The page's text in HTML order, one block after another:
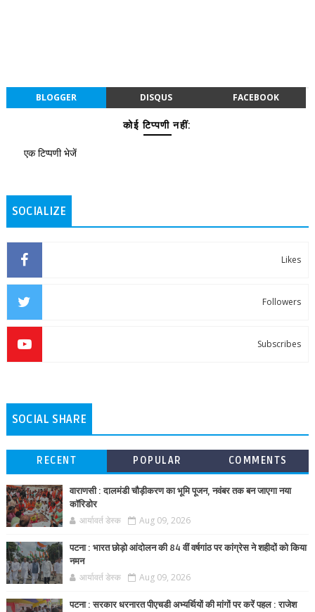
BLOGGER DISQUS FACEBOOK
कोई टिप्पणी नहीं:
एक टिप्पणी भेजें
SOCIALIZE
Likes
Followers
Subscribes
SOCIAL SHARE
RECENT POPULAR COMMENTS
वाराणसी : दालमंडी चौड़ीकरण का भूमि पूजन, नवंबर तक बन जाएगा नया
कॉरिडोर
आर्यावर्त डेस्क Aug 09, 2026
पटना : भारत छोड़ो आंदोलन की 84 वीं वर्षगांठ पर कांग्रेस ने शहीदों को किया
नमन
आर्यावर्त डेस्क Aug 09, 2026
पटना : सरकार धरनारत पीएचडी अभ्यर्थियों की मांगों पर करें पहल : राजेश